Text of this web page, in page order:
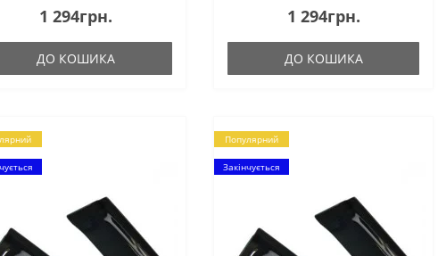
1 294грн.
ДО КОШИКА
1 294грн.
ДО КОШИКА
Популярний
Закінчується